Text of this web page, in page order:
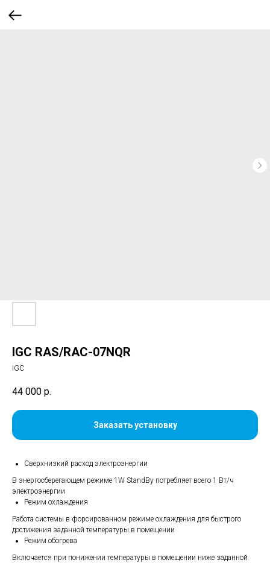
IGC RAS/RAC-07NQR
IGC
44 000 р.
Заказать установку
Сверхнизкий расход электроэнергии
В энергосберегающем режиме 1W StandBy потребляет всего 1 Вт/ч
электроэнергии
Режим охлаждения
Работа системы в форсированном режиме охлаждения для быстрого
достижения заданной температуры в помещении
Режим обогрева
Включается при понижении температуры в помещении ниже заданной